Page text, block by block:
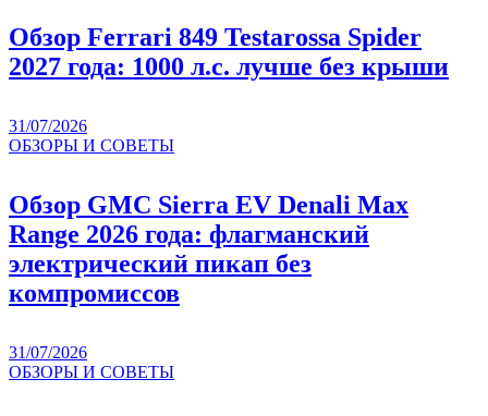
Обзор Ferrari 849 Testarossa Spider
2027 года: 1000 л.с. лучше без крыши
31/07/2026
ОБЗОРЫ И СОВЕТЫ
Обзор GMC Sierra EV Denali Max
Range 2026 года: флагманский
электрический пикап без
компромиссов
31/07/2026
ОБЗОРЫ И СОВЕТЫ